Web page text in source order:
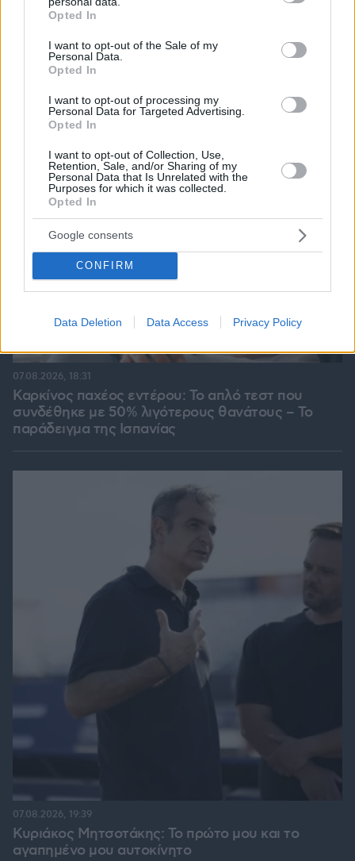
grant or deny consent to Google and its third-party tags to
use your data for below specified purposes in below Google
consent section.
Opted In
I want to opt-out of the Sale of my
Personal Data.
Opted In
I want to opt-out of processing my
Personal Data for Targeted Advertising.
Opted In
I want to opt-out of Collection, Use,
Retention, Sale, and/or Sharing of my
Personal Data that Is Unrelated with the
Purposes for which it was collected.
Opted In
Google consents
CONFIRM
Data Deletion Data Access Privacy Policy
Best of Network
Καρκίνος παχέος εντέρου: Το απλό τεστ που
συνδέθηκε με 50% λιγότερους θανάτους – Το
παράδειγμα της Ισπανίας
07.08.2026, 18:31
Κυριάκος Μητσοτάκης: Το πρώτο μου και το
αγαπημένο μου αυτοκίνητο
07.08.2026, 19:39